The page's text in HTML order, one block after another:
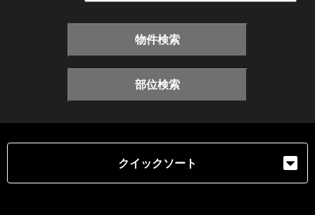
物件検索
部位検索
クイックソート